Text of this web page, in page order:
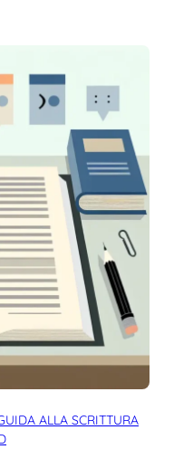
ALLA SCRITTURA